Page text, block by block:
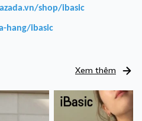
shop/ibasic
hang/ibasic
Xem thêm